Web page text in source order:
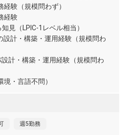
経験（規模問わず）
経験
見（LPIC-1レベル相当）
設計・構築・運用経験（規模問わ
計・構築・運用経験（規模問わ
境・言語不問）
週5勤務